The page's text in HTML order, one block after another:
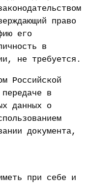
право
его
в
не требуется.
Российской
в
данных о
документа,
при себе и